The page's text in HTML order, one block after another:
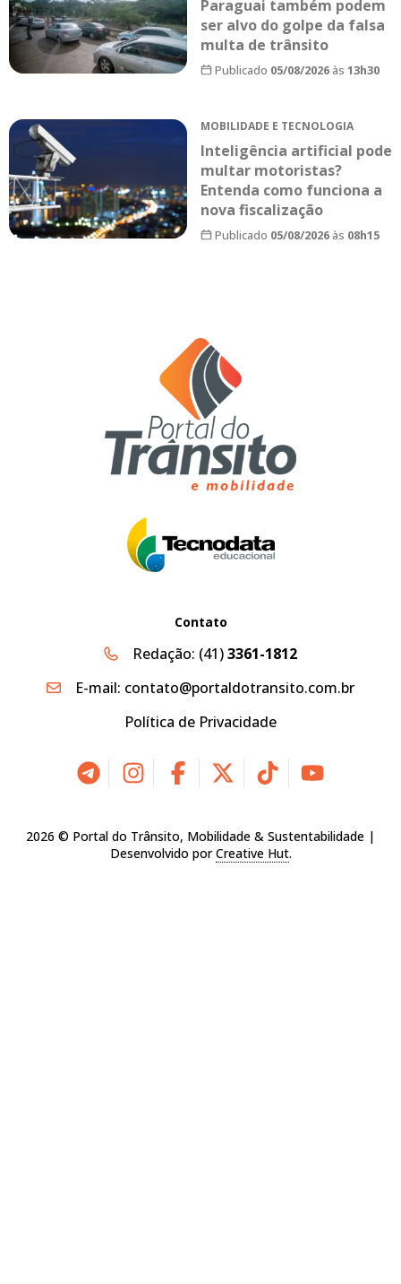
Paraguai também podem
ser alvo do golpe da falsa
multa de trânsito
Publicado 05/08/2026às 13h30
MOBILIDADE E TECNOLOGIA
Inteligência artificial pode
multar motoristas?
Entenda como funciona a
nova fiscalização
Publicado 05/08/2026às 08h15
Contato
Redação: (41)3361-1812
E-mail: contato@portaldotransito.com.br
Política de Privacidade
2026 © Portal do Trânsito, Mobilidade & Sustentabilidade |
Desenvolvido porCreative Hut.